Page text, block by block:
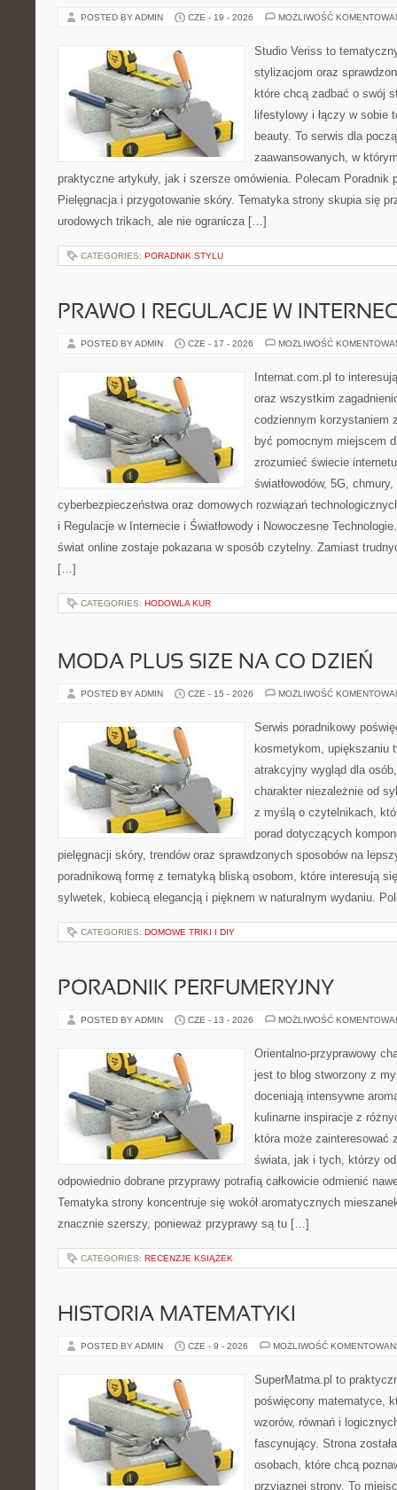
POSTED BY ADMIN CZE - 19 - 2026 MOŻLIWOŚĆ
Studio Veriss to
stylizacjom oraz
które chcą zadbać o swój
lifestylowy i łączy w sobie
beauty. To serwis dla
zaawansowanych, w
praktyczne artykuły, jak i szersze omówienia. Polecam
Pielęgnacja i przygotowanie skóry. Tematyka strony skupia się
urodowych trikach, ale nie ogranicza […]
CATEGORIES: PORADNIK STYLU
PRAWO I REGULACJE W
POSTED BY ADMIN CZE - 17 - 2026 MOŻLIWOŚĆ
Internat.com.pl to
oraz wszystkim
codziennym korzystaniem
być pomocnym miejscem
zrozumieć świecie
światłowodów, 5G,
cyberbezpieczeństwa oraz domowych rozwiązań
i Regulacje w Internecie i Światłowody i Nowoczesne
świat online zostaje pokazana w sposób czytelny. Zamiast
[…]
CATEGORIES: HODOWLA KUR
MODA PLUS SIZE NA CO DZIEŃ
POSTED BY ADMIN CZE - 15 - 2026 MOŻLIWOŚĆ
Serwis poradnikowy
kosmetykom, upiększaniu
atrakcyjny wygląd dla
charakter niezależnie od
z myślą o czytelnikach,
porad dotyczących
pielęgnacji skóry, trendów oraz sprawdzonych sposobów na
poradnikową formę z tematyką bliską osobom, które interesują
sylwetek, kobiecą elegancją i pięknem w naturalnym wydaniu.
CATEGORIES: DOMOWE TRIKI I DIY
PORADNIK PERFUMERYJNY
POSTED BY ADMIN CZE - 13 - 2026 MOŻLIWOŚĆ
Orientalno-przyprawowy
jest to blog stworzony z
doceniają intensywne
kulinarne inspiracje z
która może zainteresować
świata, jak i tych, którzy
odpowiednio dobrane przyprawy potrafią całkowicie odmienić
Tematyka strony koncentruje się wokół aromatycznych
znacznie szerszy, ponieważ przyprawy są tu […]
CATEGORIES: RECENZJE KSIĄŻEK
HISTORIA MATEMATYKI
POSTED BY ADMIN CZE - 9 - 2026 MOŻLIWOŚĆ
SuperMatma.pl to
poświęcony matematyce,
wzorów, równań i
fascynujący. Strona
osobach, które chcą
przyjaznej strony. To